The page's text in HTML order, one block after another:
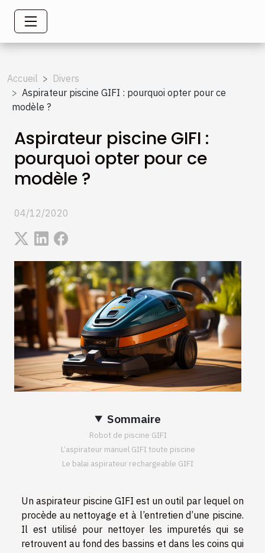
Accueil
Divers
Aspirateur piscine GIFI : pourquoi opter pour ce
modèle ?
Aspirateur piscine GIFI :
pourquoi opter pour ce
modèle ?
04/12/2020
Sommaire
Robot de piscine GIFI
L’aspirateur manuel GIFI toute piscine
Le balai aspirateur rechargeable GIFI
Un aspirateur piscine GIFI est un outil par lequel on
procède au nettoyage et à l’entretien d’une piscine.
Il est utilisé pour nettoyer les impuretés qui se
retrouvent au fond des bassins et dans les coins qui